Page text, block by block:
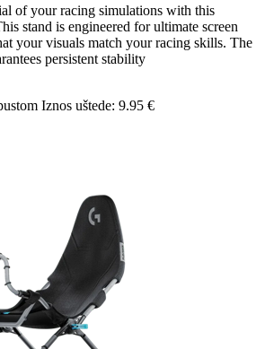
of your racing simulations with this
stand is engineered for ultimate screen
your visuals match your racing skills. The
persistent stability
Iznos uštede: 9.95 €